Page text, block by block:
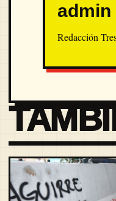
admin
Redacción